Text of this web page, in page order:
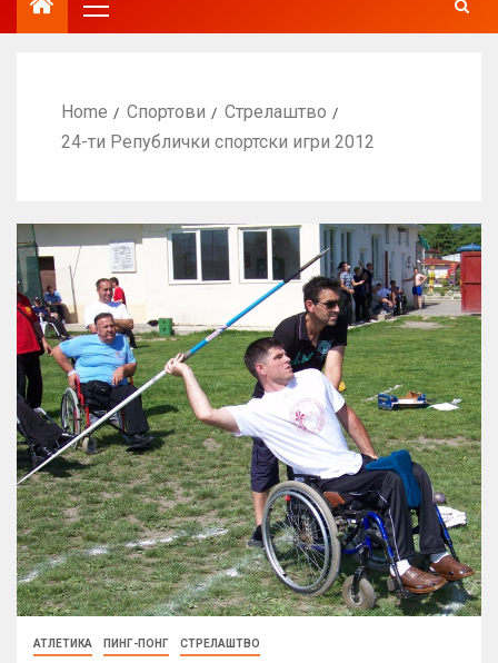
Home Спортови
Стрелаштво
24-ти Републички спортски игри 2012
АТЛЕТИКА ПИНГ-ПОНГ СТРЕЛАШТВО